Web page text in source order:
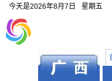
今天是2026年8月7日
星期五